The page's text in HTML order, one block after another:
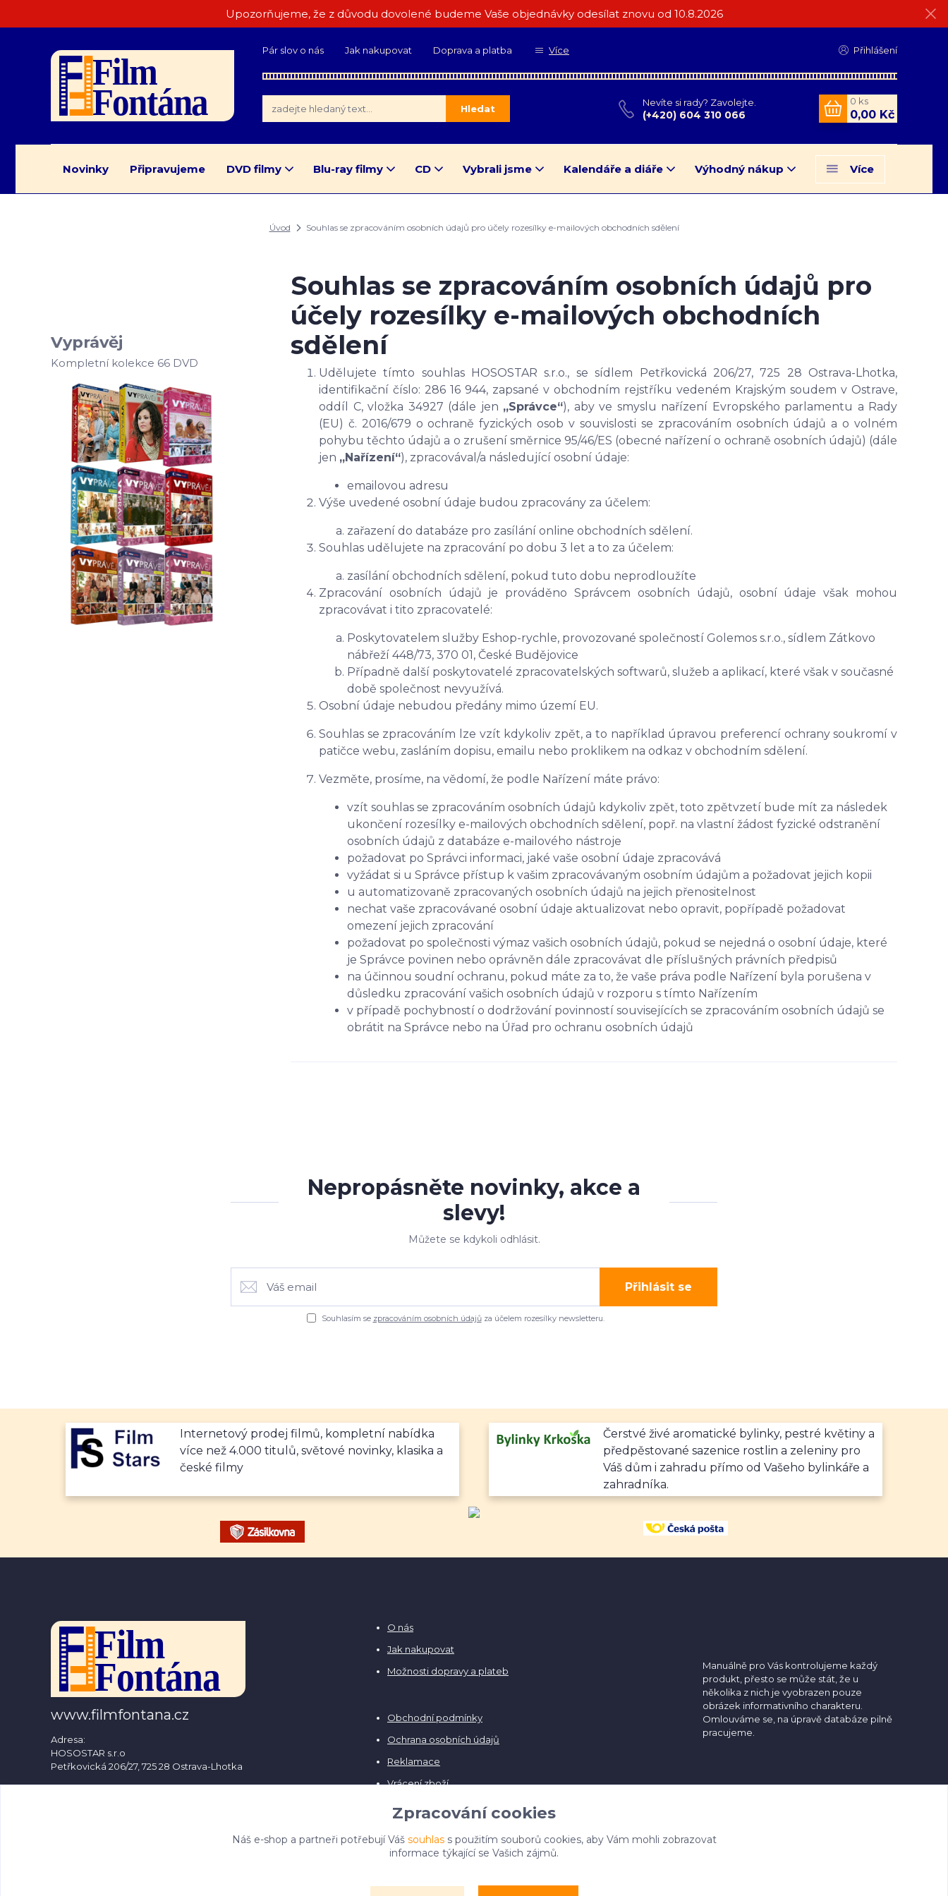
Upozorňujeme, že z důvodu dovolené budeme Vaše objednávky odesílat znovu od 10.8.2026
Pár slov o nás Jak nakupovat Doprava a platba Více Přihlášení
Hledat
Nevíte si rady? Zavolejte.
(+420) 604 310 066
0 ks
0,00 Kč
Novinky Připravujeme DVD filmy Blu-ray filmy CD Vybrali jsme Kalendáře a diáře Výhodný nákup Více
Úvod Souhlas se zpracováním osobních údajů pro účely rozesílky e-mailových obchodních sdělení
Vyprávěj
Kompletní kolekce 66 DVD
Souhlas se zpracováním osobních údajů pro
účely rozesílky e-mailových obchodních
sdělení
Udělujete tímto souhlas HOSOSTAR s.r.o., se sídlem Petřkovická 206/27, 725 28 Ostrava-Lhotka,
identifikační číslo: 286 16 944, zapsané v obchodním rejstříku vedeném Krajským soudem v Ostrave,
oddíl C, vložka 34927 (dále jen „Správce“), aby ve smyslu nařízení Evropského parlamentu a Rady
(EU) č. 2016/679 o ochraně fyzických osob v souvislosti se zpracováním osobních údajů a o volném
pohybu těchto údajů a o zrušení směrnice 95/46/ES (obecné nařízení o ochraně osobních údajů) (dále
jen „Nařízení“), zpracovával/a následující osobní údaje:
emailovou adresu
Výše uvedené osobní údaje budou zpracovány za účelem:
zařazení do databáze pro zasílání online obchodních sdělení.
Souhlas udělujete na zpracování po dobu 3 let a to za účelem:
zasílání obchodních sdělení, pokud tuto dobu neprodloužíte
Zpracování osobních údajů je prováděno Správcem osobních údajů, osobní údaje však mohou
zpracovávat i tito zpracovatelé:
Poskytovatelem služby Eshop-rychle, provozované společností Golemos s.r.o., sídlem Zátkovo
nábřeží 448/73, 370 01, České Budějovice
Případně další poskytovatelé zpracovatelských softwarů, služeb a aplikací, které však v současné
době společnost nevyužívá.
Osobní údaje nebudou předány mimo území EU.
Souhlas se zpracováním lze vzít kdykoliv zpět, a to například úpravou preferencí ochrany soukromí v
patičce webu, zasláním dopisu, emailu nebo proklikem na odkaz v obchodním sdělení.
Vezměte, prosíme, na vědomí, že podle Nařízení máte právo:
vzít souhlas se zpracováním osobních údajů kdykoliv zpět, toto zpětvzetí bude mít za následek
ukončení rozesílky e-mailových obchodních sdělení, popř. na vlastní žádost fyzické odstranění
osobních údajů z databáze e-mailového nástroje
požadovat po Správci informaci, jaké vaše osobní údaje zpracovává
vyžádat si u Správce přístup k vašim zpracovávaným osobním údajům a požadovat jejich kopii
u automatizovaně zpracovaných osobních údajů na jejich přenositelnost
nechat vaše zpracovávané osobní údaje aktualizovat nebo opravit, popřípadě požadovat
omezení jejich zpracování
požadovat po společnosti výmaz vašich osobních údajů, pokud se nejedná o osobní údaje, které
je Správce povinen nebo oprávněn dále zpracovávat dle příslušných právních předpisů
na účinnou soudní ochranu, pokud máte za to, že vaše práva podle Nařízení byla porušena v
důsledku zpracování vašich osobních údajů v rozporu s tímto Nařízením
v případě pochybností o dodržování povinností souvisejících se zpracováním osobních údajů se
obrátit na Správce nebo na Úřad pro ochranu osobních údajů
Nepropásněte novinky, akce a
slevy!
Můžete se kdykoli odhlásit.
Přihlásit se
Souhlasím se zpracováním osobních údajůza účelem rozesílky newsletteru.
Internetový prodej filmů, kompletní nabídka
více než 4.000 titulů, světové novinky, klasika a
české filmy
Čerstvé živé aromatické bylinky, pestré květiny a
předpěstované sazenice rostlin a zeleniny pro
Váš dům i zahradu přímo od Vašeho bylinkáře a
zahradníka.
www.filmfontana.cz
Adresa:
HOSOSTAR s.r.o
Petřkovická 206/27, 725 28 Ostrava-Lhotka
O nás
Jak nakupovat
Možnosti dopravy a plateb
Obchodní podmínky
Ochrana osobních údajů
Reklamace
Vrácení zboží
Manuálně pro Vás kontrolujeme každý
produkt, přesto se může stát, že u
několika z nich je vyobrazen pouze
obrázek informativního charakteru.
Omlouváme se, na úpravě databáze pilně
pracujeme.
Zpracování cookies
Náš e-shop a partneři potřebují Váš souhlass použitím souborů cookies, aby Vám mohli zobrazovat
informace týkající se Vašich zájmů.